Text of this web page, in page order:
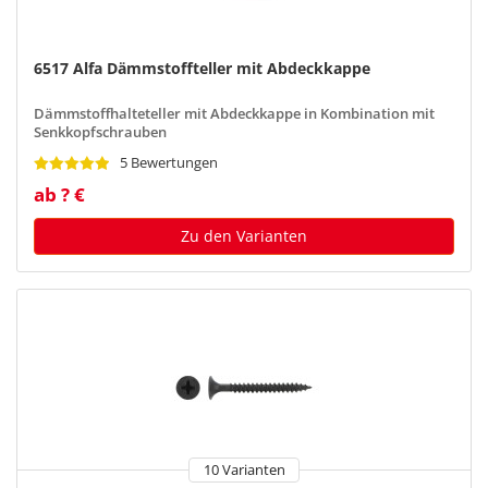
6517 Alfa Dämmstoffteller mit Abdeckkappe
Dämmstoffhalteteller mit Abdeckkappe in Kombination mit
Senkkopfschrauben
5 Bewertungen
ab ? €
Zu den Varianten
10 Varianten